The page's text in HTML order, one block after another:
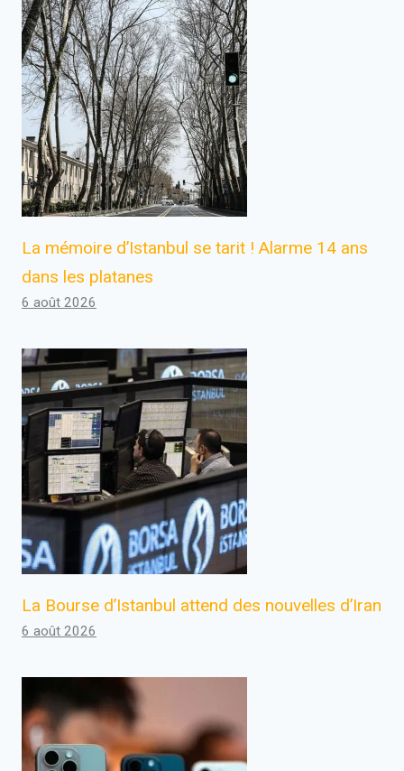
La mémoire d’Istanbul se tarit ! Alarme 14 ans
dans les platanes
6 août 2026
La Bourse d’Istanbul attend des nouvelles d’Iran
6 août 2026